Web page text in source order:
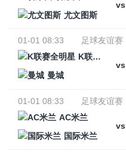
vs
尤文图斯
01-01 08:33
足球友谊赛
K联赛全明星
vs
曼城
01-01 08:33
足球友谊赛
AC米兰
vs
国际米兰